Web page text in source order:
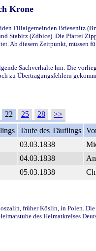
Krone
Filialgemeinden Briesenitz
Stabitz (Zdbice). Die Pfarrei
diesem Zeitpunkt, müssen
Sachverhalte hin: Die
zu Übertragungsfehlern
22 25 28
>>
Taufe des Täuflings
03.03.1838
04.03.1838
05.03.1838
früher Köslin, in Polen.
des Heimatkreises